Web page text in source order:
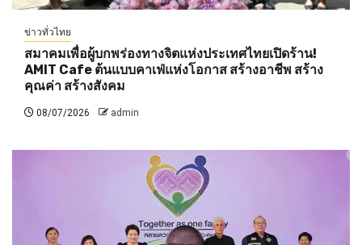
ข่าวทั่วไทย
สมาคมเพื่อผู้บกพร่องทางจิตแห่งประเทศไทยเปิดร้าน!
AMIT Cafe ต้นแบบคาเฟ่แห่งโอกาส สร้างอาชีพ สร้าง
คุณค่า สร้างสังคม
08/07/2026 admin